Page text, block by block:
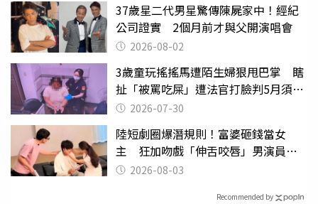
37歲星二代男星驚傳陳屍家中！經紀
公司證實 2個月前才與父開演唱會
2026-08-02
3歲童玩搖搖馬遭陌生婦狠甩巴掌 瞎
扯「被罵吃屎」遭法官打臉判5月須入
監 2026-07-30
陸短劇圈爆潛規則！富婆砸錢當女
主 狂加吻戲「伸舌咬唇」男演員崩
潰 2026-08-03
Recommended by